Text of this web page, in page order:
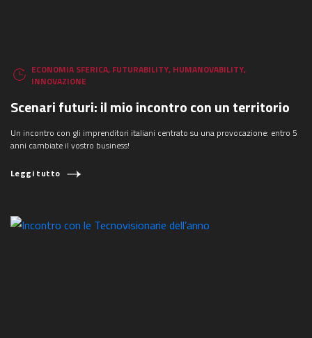
ECONOMIA SFERICA, FUTURABILITY, HUMANOVABILITY,
INNOVAZIONE
Scenari futuri: il mio incontro con un territorio
Un incontro con gli imprenditori italiani centrato su una provocazione: entro 5
anni cambiate il vostro business!
Leggi tutto